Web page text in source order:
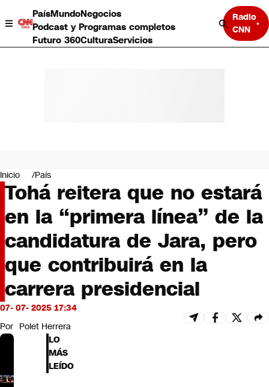
PaísMundoNegocios
Podcast y Programas completos
Futuro 360CulturaServicios
Radio
CNN
Negocios
Deportes
Programas completos
Cultura
Servicios
Bits
CNN tiempo
Futuro 360
Opinión
Inicio País
Tohá reitera que no estará
en la “primera línea” de la
candidatura de Jara, pero
que contribuirá en la
carrera presidencial
07- 07- 2025 17:34
Por Polet Herrera
LO
MÁS
LEÍDO